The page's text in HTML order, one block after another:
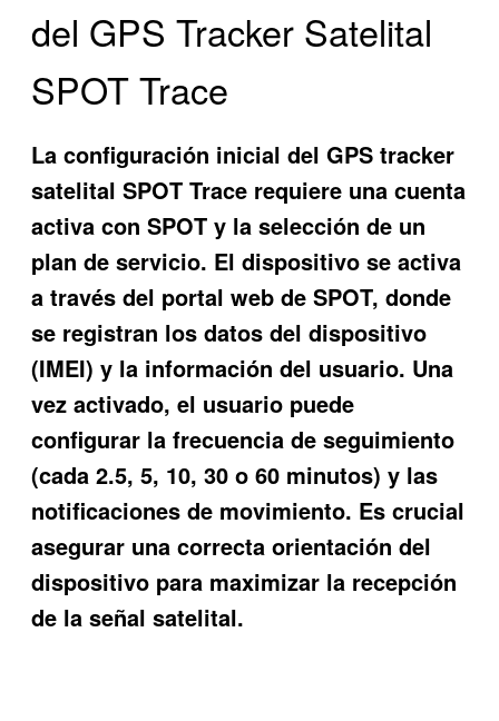
del GPS Tracker Satelital
SPOT Trace
La configuración inicial del GPS tracker
satelital SPOT Trace requiere una cuenta
activa con SPOT y la selección de un
plan de servicio. El dispositivo se activa
a través del portal web de SPOT, donde
se registran los datos del dispositivo
(IMEI) y la información del usuario. Una
vez activado, el usuario puede
configurar la frecuencia de seguimiento
(cada 2.5, 5, 10, 30 o 60 minutos) y las
notificaciones de movimiento. Es crucial
asegurar una correcta orientación del
dispositivo para maximizar la recepción
de la señal satelital.